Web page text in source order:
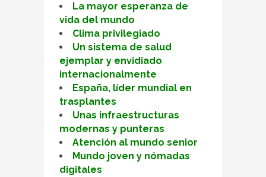
La mayor esperanza de
vida del mundo
Clima privilegiado
Un sistema de salud
ejemplar y envidiado
internacionalmente
España, líder mundial en
trasplantes
Unas infraestructuras
modernas y punteras
Atención al mundo senior
Mundo joven y nómadas
digitales